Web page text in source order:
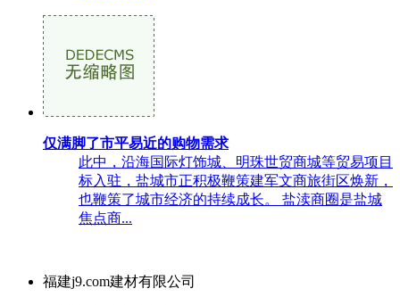
仅满脚了市平易近的购物需求
此中，沿海国际灯饰城、明珠世贸商城等贸易项目
标入驻，盐城市正积极鞭策建军文商旅街区焕新，
也鞭策了城市经济的持续成长。 盐渎商圈是盐城
焦点商...
福建j9.com建材有限公司